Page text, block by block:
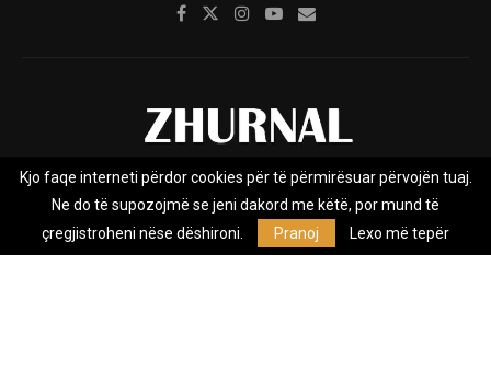
Rreth nesh Impresumi Marketing
Privacy Policy
Zhurnal.mk është Agjenci e Lajmeve e pavarur, e themeluar në vitin
Kjo faqe interneti përdor cookies për të përmirësuar përvojën tuaj.
Ne do të supozojmë se jeni dakord me këtë, por mund të
çregjistroheni nëse dëshironi.
Pranoj Lexo më tepër